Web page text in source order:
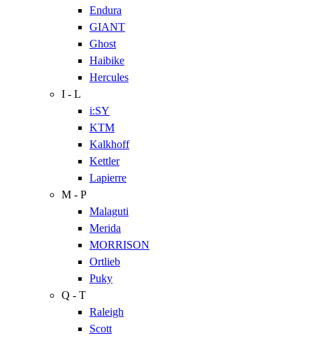
Endura
GIANT
Ghost
Haibike
Hercules
I - L
i:SY
KTM
Kalkhoff
Kettler
Lapierre
M - P
Malaguti
Merida
MORRISON
Ortlieb
Puky
Q - T
Raleigh
Scott